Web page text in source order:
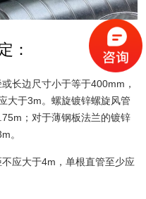
：
边尺寸小于等于400mm，
大于3m。螺旋镀锌螺旋风管
；对于薄钢板法兰的镀锌
。
应大于4m，单根直管至少应